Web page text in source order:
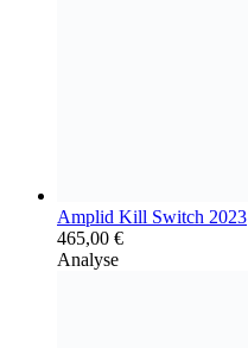
Amplid Kill Switch 2023
465,00 €
Analyse